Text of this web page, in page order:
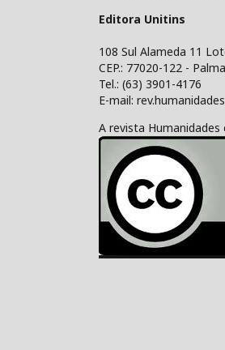
Editora Unitins
108 Sul Alameda 11
CEP.: 77020-122 -
Tel.: (63) 3901-4176
E-mail:
A revista